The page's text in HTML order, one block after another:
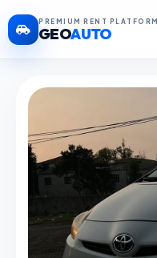
PREMIUM RENT PLATFORM
GEOAUTO